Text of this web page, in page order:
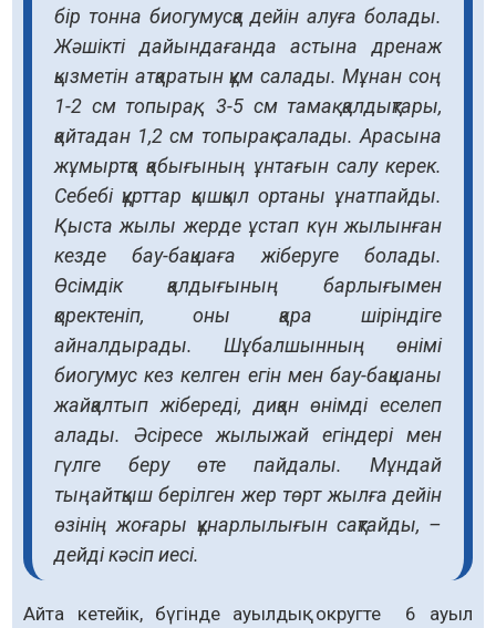
бір тонна биогумусқа дейін алуға болады.
Жәшікті дайындағанда астына дренаж
қызметін атқаратын құм салады. Мұнан соң
1-2 см топырақ, 3-5 см тамақ қалдықтары,
қайтадан 1,2 см топырақ салады. Арасына
жұмыртқа қабығының ұнтағын салу керек.
Себебі құрттар қышқыл ортаны ұнатпайды.
Қыста жылы жерде ұстап күн жылынған
кезде бау-бақшаға жіберуге болады.
Өсімдік қалдығының барлығымен
қоректеніп, оны қара шіріндіге
айналдырады. Шұбалшынның өнімі
биогумус кез келген егін мен бау-бақшаны
жайқалтып жібереді, диқан өнімді еселеп
алады. Әсіресе жылыжай егіндері мен
гүлге беру өте пайдалы. Мұндай
тыңайтқыш берілген жер төрт жылға дейін
өзінің жоғары құнарлылығын сақтайды, –
дейді кәсіп иесі.
Айта кетейік, бүгінде ауылдық округте 6 ауыл